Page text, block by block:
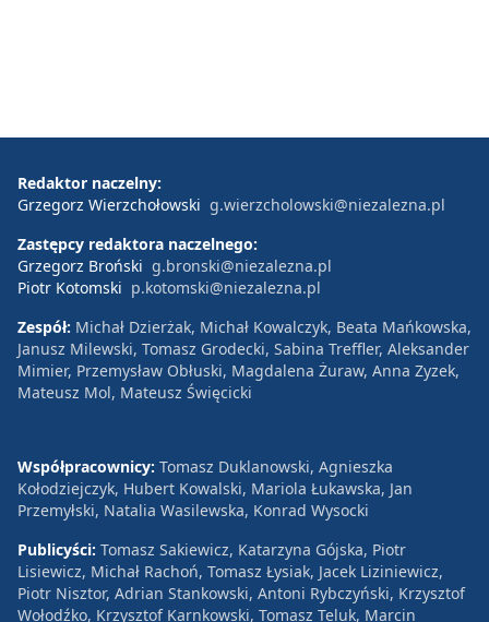
Redaktor naczelny:
Grzegorz Wierzchołowski g.wierzcholowski@niezalezna.pl
Zastępcy redaktora naczelnego:
Grzegorz Broński g.bronski@niezalezna.pl
Piotr Kotomski p.kotomski@niezalezna.pl
Zespół: Michał Dzierżak, Michał Kowalczyk, Beata Mańkowska,
Janusz Milewski, Tomasz Grodecki, Sabina Treffler, Aleksander
Mimier, Przemysław Obłuski, Magdalena Żuraw, Anna Zyzek,
Mateusz Mol, Mateusz Święcicki
Współpracownicy: Tomasz Duklanowski, Agnieszka
Kołodziejczyk, Hubert Kowalski, Mariola Łukawska, Jan
Przemyłski, Natalia Wasilewska, Konrad Wysocki
Publicyści: Tomasz Sakiewicz, Katarzyna Gójska, Piotr
Lisiewicz, Michał Rachoń, Tomasz Łysiak, Jacek Liziniewicz,
Piotr Nisztor, Adrian Stankowski, Antoni Rybczyński, Krzysztof
Wołodźko, Krzysztof Karnkowski, Tomasz Teluk, Marcin